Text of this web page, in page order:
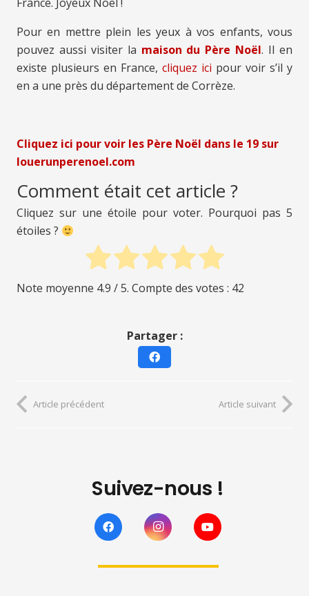
Pour en mettre plein les yeux à vos enfants, vous
pouvez aussi visiter la maison du Père Noël. Il en
existe plusieurs en France, cliquez ici pour voir s’il y
en a une près du département de Corrèze.
Cliquez ici pour voir les Père Noël dans le 19 sur
louerunperenoel.com
Comment était cet article ?
Cliquez sur une étoile pour voter. Pourquoi pas 5
étoiles ?
Note moyenne 4.9 / 5. Compte des votes : 42
Partager :
Article précédent Article suivant
Suivez-nous !